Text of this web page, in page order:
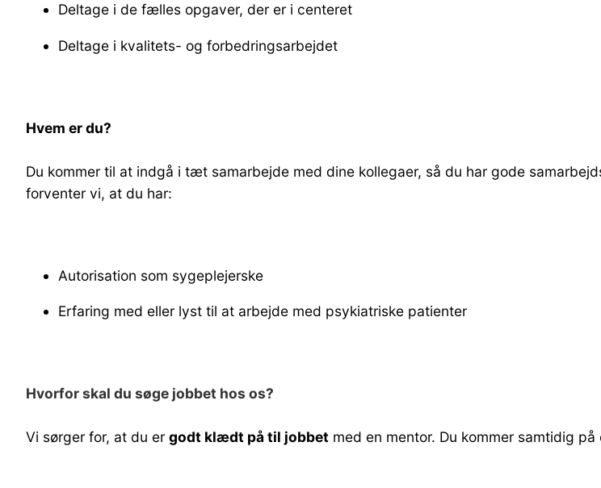
Deltage i de fælles opgaver, der er i centeret
Deltage i kvalitets- og forbedringsarbejdet
Hvem er du?
Du kommer til at indgå i tæt samarbejde med dine kollegaer, så du har gode
forventer vi, at du har:
Autorisation som sygeplejerske
Erfaring med eller lyst til at arbejde med psykiatriske patienter
Hvorfor skal du søge jobbet hos os?
Vi sørger for, at du er godt klædt på til jobbet med en mentor. Du kommer samtidig på